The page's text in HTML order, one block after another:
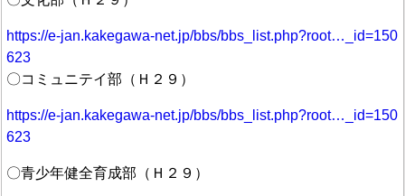
https://e-jan.kakegawa-net.jp/bbs/bbs_list.php?root…_id=150
623
〇コミュニテイ部（Ｈ２９）
https://e-jan.kakegawa-net.jp/bbs/bbs_list.php?root…_id=150
623
〇青少年健全育成部（Ｈ２９）